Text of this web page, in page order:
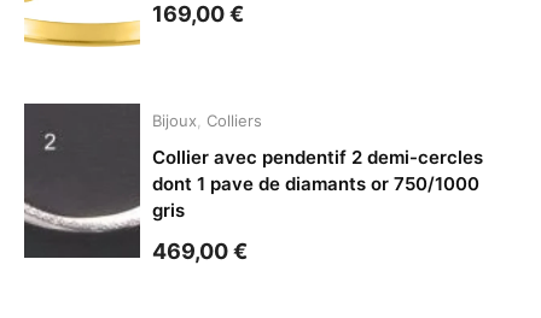
169,00€
Bijoux Colliers
Collier avec pendentif 2 demi-cercles
dont 1 pave de diamants or 750/1000
gris
469,00€